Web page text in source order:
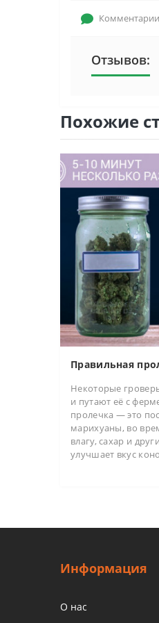
Отзывов:
Похожие
Правильная
Некоторые
и путают её с
пролечка — это
марихуаны, во
влагу, сахар и
улучшает вкус
Информация
О нас